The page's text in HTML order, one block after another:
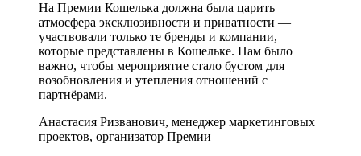
На Премии Кошелька должна была царить
атмосфера эксклюзивности и приватности —
участвовали только те бренды и компании,
которые представлены в Кошельке. Нам было
важно, чтобы мероприятие стало бустом для
возобновления и утепления отношений с
партнёрами.
Анастасия Ризванович, менеджер маркетинговых
проектов, организатор Премии